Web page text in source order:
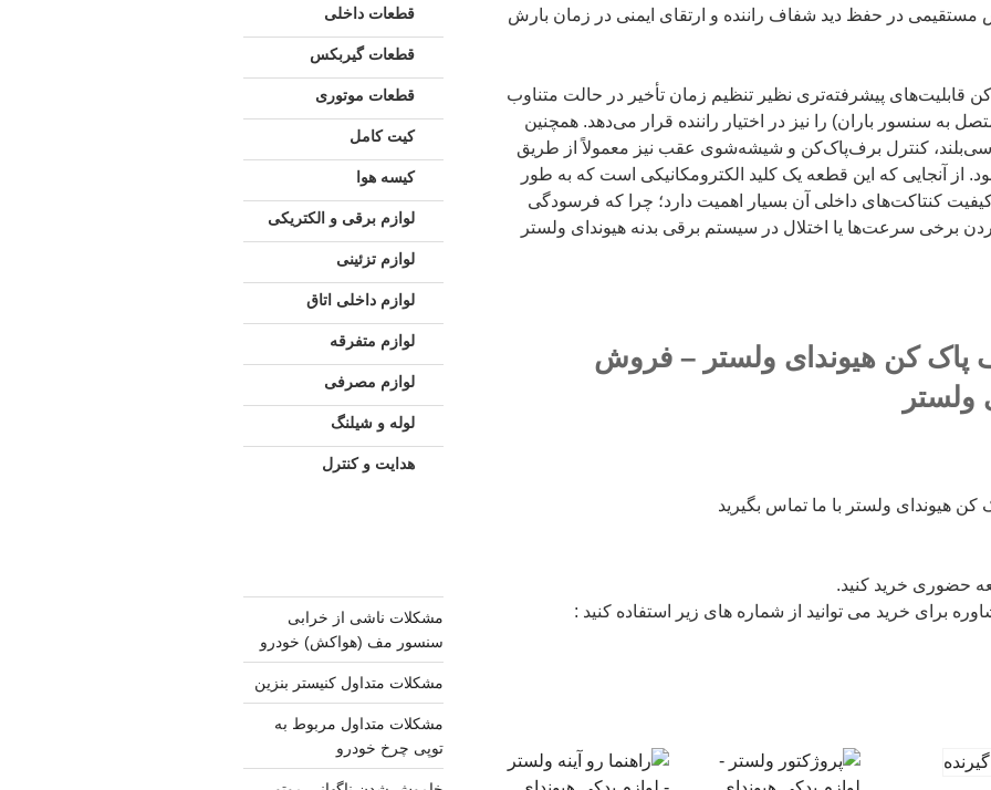
مستقیمی در حفظ دید شفاف راننده و ارتقای ایمنی در زمان بارش
قابلیت‌های پیشرفته‌تری نظیر تنظیم زمان تأخیر در حالت متناوب
به سنسور باران) را نیز در اختیار راننده قرار می‌دهد. همچنین
کنترل برف‌پاک‌کن و شیشه‌شوی عقب نیز معمولاً از طریق
از آنجایی که این قطعه یک کلید الکترومکانیکی است که به طور
کنتاکت‌های داخلی آن بسیار اهمیت دارد؛ چرا که فرسودگی
برخی سرعت‌ها یا اختلال در سیستم برقی بدنه هیوندای ولستر
کن هیوندای ولستر – فروش
هیوندای ولستر با ما تماس بگیرید
حضوری خرید کنید.
برای خرید می توانید از شماره های زیر استفاده کنید :
قطعات داخلی
قطعات گیربکس
قطعات موتوری
کیت کامل
کیسه هوا
لوازم برقی و الکتریکی
لوازم تزئینی
لوازم داخلی اتاق
لوازم متفرقه
لوازم مصرفی
لوله و شیلنگ
هدایت و کنترل
مشکلات ناشی از خرابی
سنسور مف (هواکش) خودرو
مشکلات متداول کنیستر بنزین
مشکلات متداول مربوط به
توپی چرخ خودرو